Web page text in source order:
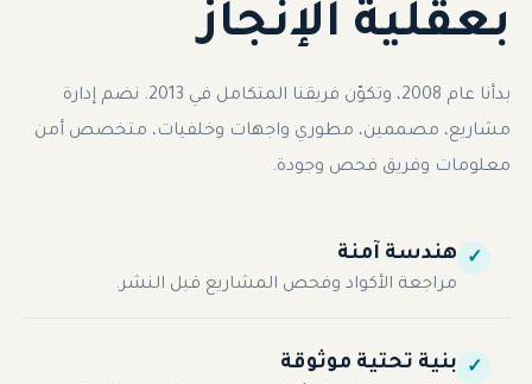
بعقلية الإنجاز
بدأنا عام 2008، وتكوّن فريقنا المتكامل في 2013. نضم إدارة
مشاريع، مصممين، مطوري واجهات وخلفيات، متخصص أمن
معلومات وفريق فحص وجودة.
✓ هندسة آمنة
مراجعة الأكواد وفحص المشاريع قبل النشر.
✓ بنية تحتية موثوقة